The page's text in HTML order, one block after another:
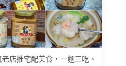
店推宅配美食，一麵三吃、